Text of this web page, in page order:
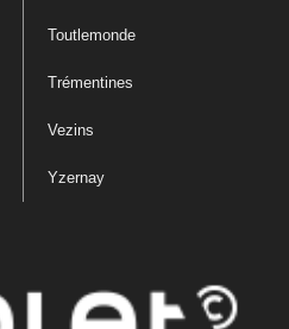
Toutlemonde
Trémentines
Vezins
Yzernay